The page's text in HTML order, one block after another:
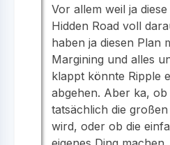
Vor allem weil ja
Hidden Road voll
haben ja diesen Plan
Margining und alles
klappt könnte Ripple
abgehen. Aber ka, ob
tatsächlich die
wird, oder ob die